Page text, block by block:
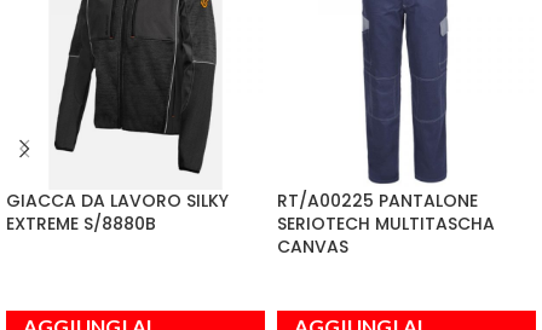
GIACCA DA LAVORO SILKY
EXTREME S/8880B
RT/A00225 PANTALONE
SERIOTECH MULTITASCHA
CANVAS